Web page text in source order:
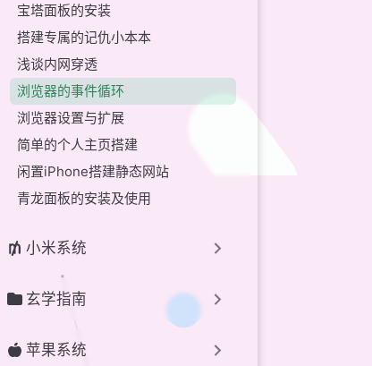
宝塔面板的安装
搭建专属的记仇小本本
浅谈内网穿透
浏览器的事件循环
浏览器设置与扩展
简单的个人主页搭建
闲置iPhone搭建静态网站
青龙面板的安装及使用
小米系统
玄学指南
苹果系统